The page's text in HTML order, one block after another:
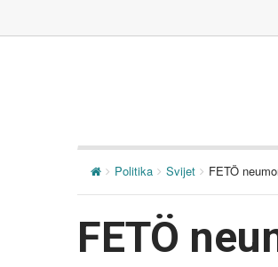
Politika Svijet FETÖ
FETÖ